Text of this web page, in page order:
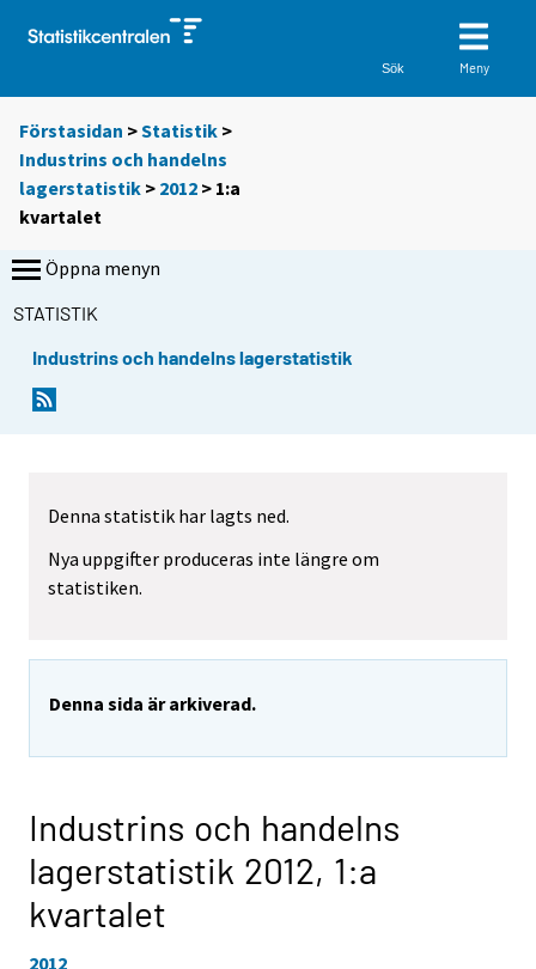
Sök Meny
Förstasidan >Statistik >
Industrins och handelns
lagerstatistik > 2012 > 1:a
kvartalet
Öppna menyn
STATISTIK
Industrins och handelns lagerstatistik
Denna statistik har lagts ned.
Nya uppgifter produceras inte längre om
statistiken.
Denna sida är arkiverad.
Industrins och handelns
lagerstatistik 2012, 1:a
kvartalet
2012